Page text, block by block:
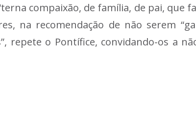
compaixão, de família, de pai, que
na recomendação de não serem
repete o Pontífice, convidando-os a